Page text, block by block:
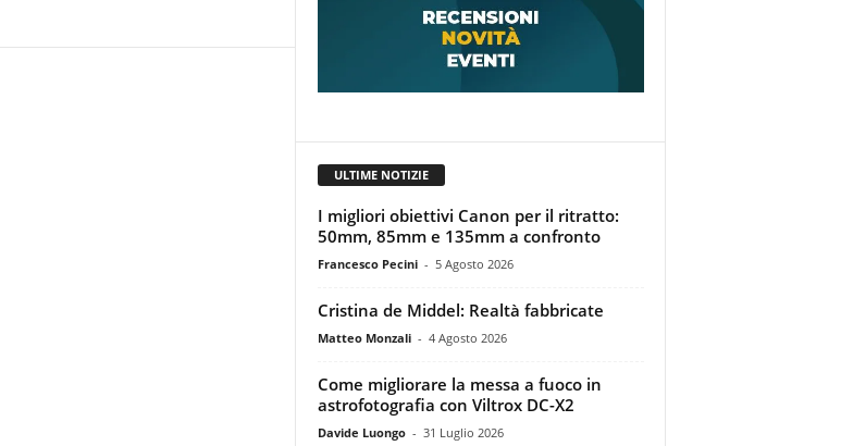
ULTIME NOTIZIE
I migliori obiettivi Canon per il ritratto:
50mm, 85mm e 135mm a confronto
Francesco Pecini - 5 Agosto 2026
Cristina de Middel: Realtà fabbricate
Matteo Monzali - 4 Agosto 2026
Come migliorare la messa a fuoco in
astrofotografia con Viltrox DC-X2
Davide Luongo - 31 Luglio 2026